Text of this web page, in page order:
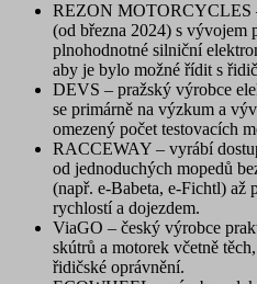
REZON MOTORCYCLES
(od března 2024) s vývojem
plnohodnotné silniční
aby je bylo možné řídit s
DEVS – pražský výrobce
se primárně na výzkum a
omezený počet testovacích
RACCEWAY – vyrábí
od jednoduchých mopedů
(např. e-Babeta, e-Fichtl) až
rychlostí a dojezdem.
ViaGO – český výrobce
skútrů a motorek včetně
řidičské oprávnění.